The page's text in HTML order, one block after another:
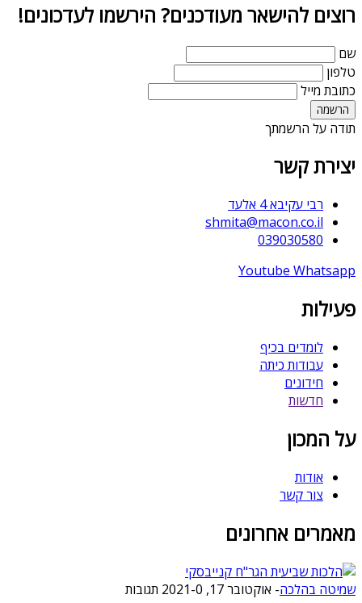
רוצים להישאר מעודכנים? הירשמו לעדכונים!
שם
טלפון
כתובת מייל
תודה על הרשמתך
יצירת קשר
רבי עקיבא 4 אלעד
shmita@macon.co.il
039030580
Youtube Whatsapp
פעילות
לומדים בכיף
עבודות כיתה
חידונים
חדשות
על המכון
אודות
צור קשר
מאמרים אחרונים
שמיטה בהלכה- אוקטובר 17, 2021 -0 תגובות